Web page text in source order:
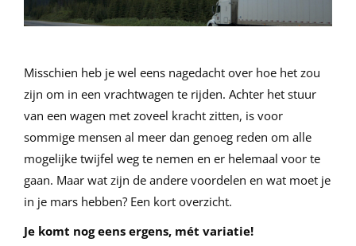
Misschien heb je wel eens nagedacht over hoe het zou
zijn om in een vrachtwagen te rijden. Achter het stuur
van een wagen met zoveel kracht zitten, is voor
sommige mensen al meer dan genoeg reden om alle
mogelijke twijfel weg te nemen en er helemaal voor te
gaan. Maar wat zijn de andere voordelen en wat moet je
in je mars hebben? Een kort overzicht.
Je komt nog eens ergens, mét variatie!